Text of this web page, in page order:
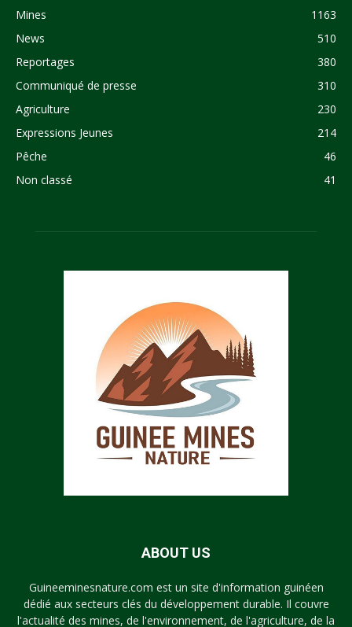
Mines
1163
News
510
Reportages
380
Communiqué de presse
310
Agriculture
230
Expressions Jeunes
214
Pêche
46
Non classé
41
ABOUT US
Guineeminesnature.com est un site d'information guinéen
dédié aux secteurs clés du développement durable. Il couvre
l'actualité des mines, de l'environnement, de l'agriculture, de la